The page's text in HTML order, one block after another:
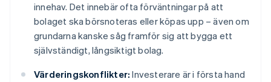
innehav. Det innebär ofta förväntningar på att
bolaget ska börsnoteras eller köpas upp – även om
grundarna kanske såg framför sig att bygga ett
självständigt, långsiktigt bolag.
Värderingskonflikter: Investerare är i första hand